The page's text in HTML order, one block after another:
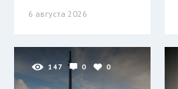
6 августа 2026
147 0 0